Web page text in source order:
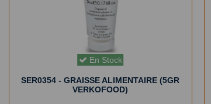
En Stock
SER0354 - GRAISSE ALIMENTAIRE (5GR
VERKOFOOD)